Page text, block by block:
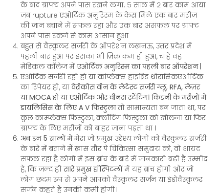
के बाद ग्राफ्ट अपने पास रखने लगा. ५ साल में २ बार काम आया
जब rupture एओर्टिक अनुरिस्म के केस मिले एक बार मरीज
की जान बचाने में सफल रहा और एक बार असफल पर ग्राफ्ट
अपने पास रकने से काम आसान हुआ
बहुत से वैस्कुलर सर्जरी के ऑपरेशन लखनऊ, उत्तर प्रदेश में
पहली बार हुआ पर इसका भी ज़िक्र कम ही हुआ, चाहे वह
मेडिकल कॉलेज मेंएओर्टिक अनुरिस्म का पहली बार ऑपरेशन|
एओर्टिक सर्जरी रही हो या कांप्लेक्स हाइब्रिड थोरासिकएओर्टिक
का रिपेयर हो, यावेरीकोस वीन के लेटेस्ट सर्जरी ग्लू, RFA, लेज़र
या MOCA हो या एओर्टिक और वीनस स्टैंटिंग। किडनी के मरीजों में
डायलिसिस के लिए A V फिस्टुलातो सामान्यता बन जाता था, पर
कुछ काम्प्लेक्स फिस्टुला, क्लॉटिंग फिस्टुला को खोलना या फिर
ग्राफ्ट के लिए मरीजों को बाहर जाना पड़ता था ।
अबइन5 सालों मेंमेरा जो प्रमुख उद्देश्य लोगों को वैस्कुलर सर्जरी
के बारे में बताने मैं ख़ास तौर पे चिकित्सा समुदाय को, वो शायद
सफल रहा है लोगो में इस ब्रांच के बारे में जानकारी बढ़ी है उम्मीद
है, कि जल्द हीसारे प्रमुख हॉस्पिटलोंमें यह ब्रांच होगी और जो
लोग छदम रूप से अपने आपको वैस्कुलर सर्जन या इंडोवैस्कुलर
सर्जन कहते हैं उनकी कमी होगी।